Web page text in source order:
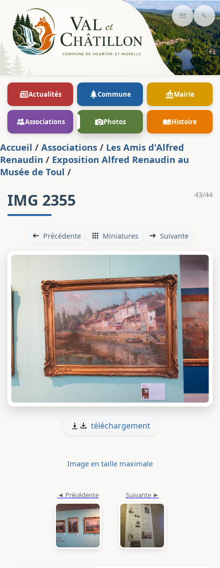
Contact
Actualités Commune Mairie
Associations Photos Histoire
Accueil / Associations / Les Amis d'Alfred
Renaudin / Exposition Alfred Renaudin au
Musée de Toul /
43/44
IMG 2355
Précédente Miniatures Suivante
téléchargement
Image en taille maximale